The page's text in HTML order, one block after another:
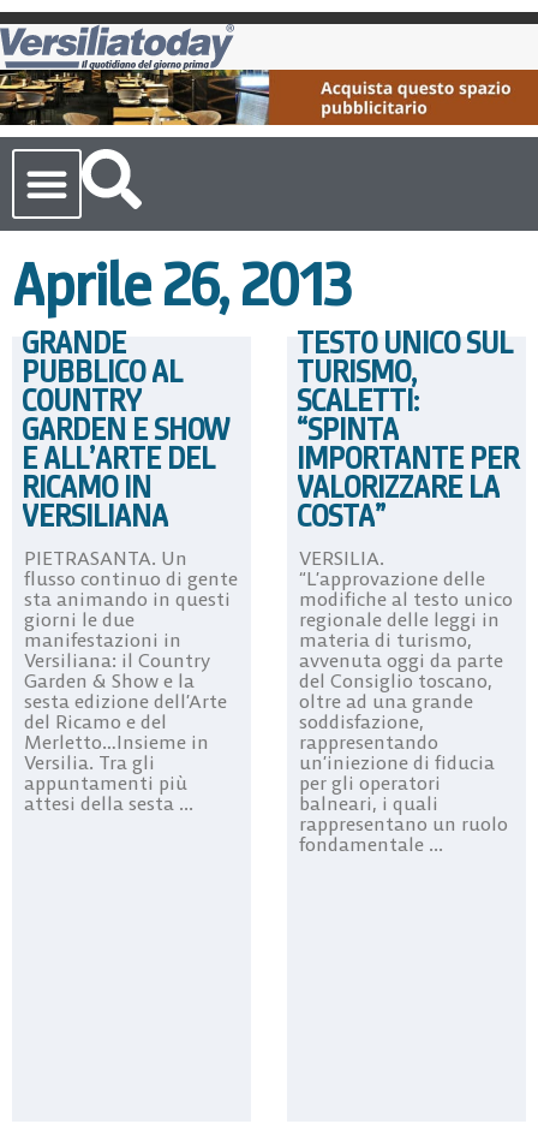
Aprile 26, 2013
GRANDE
PUBBLICO AL
COUNTRY
GARDEN E SHOW
E ALL’ARTE DEL
RICAMO IN
VERSILIANA
PIETRASANTA. Un
flusso continuo di gente
sta animando in questi
giorni le due
manifestazioni in
Versiliana: il Country
Garden & Show e la
sesta edizione dell’Arte
del Ricamo e del
Merletto…Insieme in
Versilia. Tra gli
appuntamenti più
attesi della sesta ...
TESTO UNICO SUL
TURISMO,
SCALETTI:
“SPINTA
IMPORTANTE PER
VALORIZZARE LA
COSTA”
VERSILIA.
“L’approvazione delle
modifiche al testo unico
regionale delle leggi in
materia di turismo,
avvenuta oggi da parte
del Consiglio toscano,
oltre ad una grande
soddisfazione,
rappresentando
un’iniezione di fiducia
per gli operatori
balneari, i quali
rappresentano un ruolo
fondamentale ...